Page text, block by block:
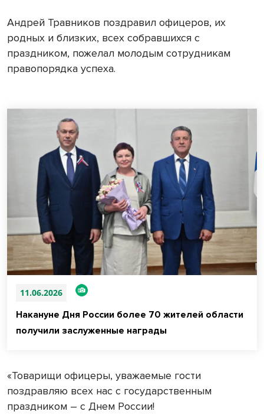
Андрей Травников поздравил офицеров, их
родных и близких, всех собравшихся с
праздником, пожелал молодым сотрудникам
правопорядка успеха.
11.06.2026
Накануне Дня России более 70 жителей области
получили заслуженные награды
«Товарищи офицеры, уважаемые гости
поздравляю всех нас с государственным
праздником – с Днем России!